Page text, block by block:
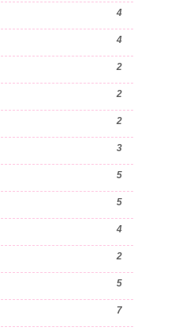
4
4
2
2
2
3
5
5
4
2
5
7